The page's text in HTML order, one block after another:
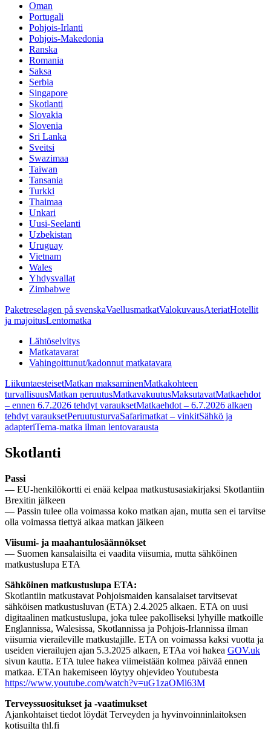
Oman
Portugali
Pohjois-Irlanti
Pohjois-Makedonia
Ranska
Romania
Saksa
Serbia
Singapore
Skotlanti
Slovakia
Slovenia
Sri Lanka
Sveitsi
Swazimaa
Taiwan
Tansania
Turkki
Thaimaa
Unkari
Uusi-Seelanti
Uzbekistan
Uruguay
Vietnam
Wales
Yhdysvallat
Zimbabwe
Paketreselagen på svenskaVaellusmatkatValokuvausAteriatHotellit
ja majoitusLentomatka
Lähtöselvitys
Matkatavarat
Vahingoittunut/kadonnut matkatavara
LiikuntaesteisetMatkan maksaminenMatkakohteen
turvallisuusMatkan peruutusMatkavakuutusMaksutavatMatkaehdot
– ennen 6.7.2026 tehdyt varauksetMatkaehdot – 6.7.2026 alkaen
tehdyt varauksetPeruutusturvaSafarimatkat – vinkitSähkö ja
adapteriTema-matka ilman lentovarausta
Skotlanti
Passi
— EU-henkilökortti ei enää kelpaa matkustusasiakirjaksi Skotlantiin
Brexitin jälkeen
— Passin tulee olla voimassa koko matkan ajan, mutta sen ei tarvitse
olla voimassa tiettyä aikaa matkan jälkeen
Viisumi- ja maahantulosäännökset
— Suomen kansalaisilta ei vaadita viisumia, mutta sähköinen
matkustuslupa ETA
Sähköinen matkustuslupa ETA:
Skotlantiin matkustavat Pohjoismaiden kansalaiset tarvitsevat
sähköisen matkustusluvan (ETA) 2.4.2025 alkaen. ETA on uusi
digitaalinen matkustuslupa, joka tulee pakolliseksi lyhyille matkoille
Englannissa, Walesissa, Skotlannissa ja Pohjois-Irlannissa ilman
viisumia vieraileville matkustajille. ETA on voimassa kaksi vuotta ja
useiden vierailujen ajan 5.3.2025 alkaen, ETAa voi hakea GOV.uk
sivun kautta. ETA tulee hakea viimeistään kolmea päivää ennen
matkaa. ETAn hakemiseen löytyy ohjevideo Youtubesta
https://www.youtube.com/watch?v=uG1zaOMl63M
Terveyssuositukset ja -vaatimukset
Ajankohtaiset tiedot löydät Terveyden ja hyvinvoinninlaitoksen
kotisuilta thl.fi